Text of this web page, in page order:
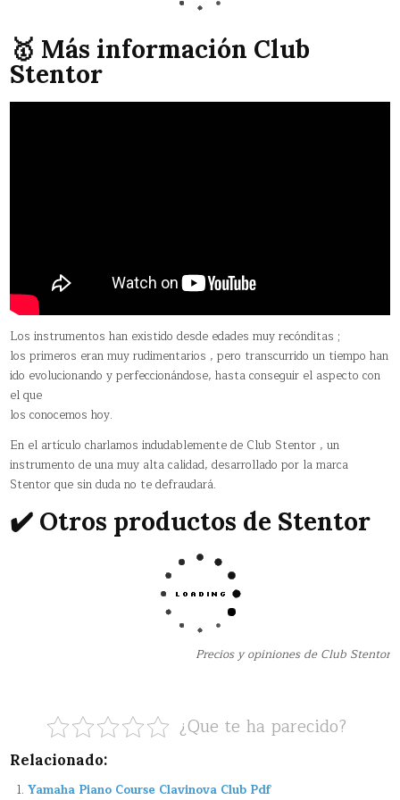
🥇 Más información Club
Stentor
Los instrumentos han existido desde edades muy recónditas ;
los primeros eran muy rudimentarios , pero transcurrido un tiempo han
ido evolucionando y perfeccionándose, hasta conseguir el aspecto con
el que
los conocemos hoy.
En el artículo charlamos indudablemente de Club Stentor , un
instrumento de una muy alta calidad, desarrollado por la marca
Stentor que sin duda no te defraudará.
✔️ Otros productos de Stentor
Precios y opiniones de Club Stentor
¿Que te ha parecido?
Relacionado:
Yamaha Piano Course Clavinova Club Pdf